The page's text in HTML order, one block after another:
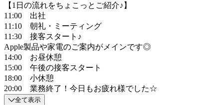
【1日の流れをちょこっとご紹介♪】
11:00 出社
11:10 朝礼・ミーティング
11:30 接客スタート♪
Apple製品や家電のご案内がメインです◎
14:00 お昼休憩
15:00 午後の接客スタート
18:00 小休憩
20:00 業務終了！今日もお疲れ様でした☆
全て表示